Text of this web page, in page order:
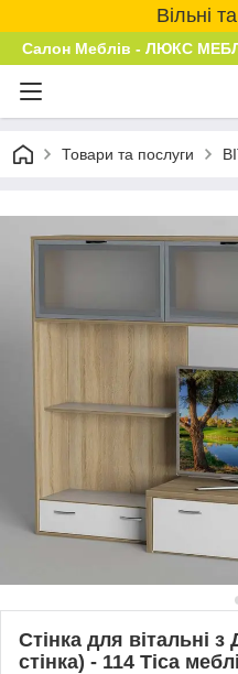
Вільні
Салон Меблів - ЛЮКС
Товари та послуги
Стінка для вітальні
стінка) - 114 Тіса меблі